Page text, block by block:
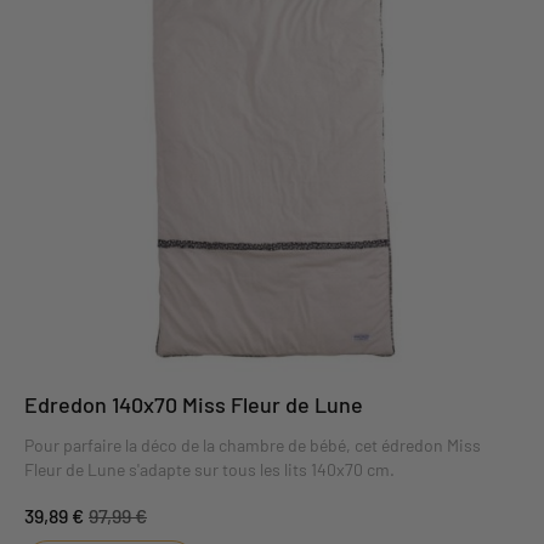
Edredon 140x70 Miss Fleur de Lune
Pour parfaire la déco de la chambre de bébé, cet édredon Miss
Fleur de Lune s'adapte sur tous les lits 140x70 cm.
39,89 € 97,99 €